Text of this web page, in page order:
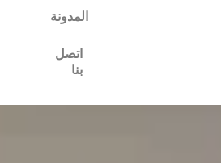
المدونة
اتصل
بنا